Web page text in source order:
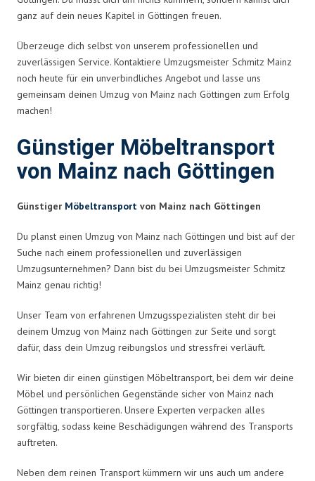
ganz auf dein neues Kapitel in Göttingen freuen.
Überzeuge dich selbst von unserem professionellen und
zuverlässigen Service. Kontaktiere Umzugsmeister Schmitz Mainz
noch heute für ein unverbindliches Angebot und lasse uns
gemeinsam deinen Umzug von Mainz nach Göttingen zum Erfolg
machen!
Günstiger Möbeltransport
von Mainz nach Göttingen
Günstiger Möbeltransport von Mainz nach Göttingen
Du planst einen Umzug von Mainz nach Göttingen und bist auf der
Suche nach einem professionellen und zuverlässigen
Umzugsunternehmen? Dann bist du bei Umzugsmeister Schmitz
Mainz genau richtig!
Unser Team von erfahrenen Umzugsspezialisten steht dir bei
deinem Umzug von Mainz nach Göttingen zur Seite und sorgt
dafür, dass dein Umzug reibungslos und stressfrei verläuft.
Wir bieten dir einen günstigen Möbeltransport, bei dem wir deine
Möbel und persönlichen Gegenstände sicher von Mainz nach
Göttingen transportieren. Unsere Experten verpacken alles
sorgfältig, sodass keine Beschädigungen während des Transports
auftreten.
Neben dem reinen Transport kümmern wir uns auch um andere